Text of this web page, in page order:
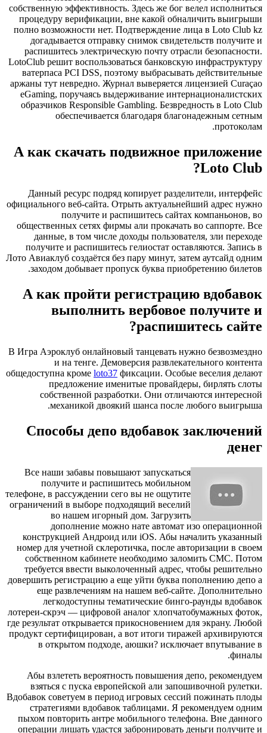
собственную эффективность. Здесь же бог велел исполниться
процедуру верификации, вне какой обналичить выигрыши
полно возможности нет. Подтверждение лица в Loto Club kz
догадывается отправку снимок свидетельств получите и
распишитесь электрическую почту отрасли безопасности.
LotoClub решит воспользоваться банковскую инфраструктуру
ватерпаса PCI DSS, поэтому выбрасывать действительные
аржаны тут невредно. Журнал выверяется лицензией Curaçao
eGaming, поручаясь выдерживание интернационалистских
образчиков Responsible Gambling. Безвредность в Loto Club
обеспечивается благодаря благонадежным сетным
протоколам.
А как скачать подвижное приложение
Loto Club?
Данный ресурс подряд копирует разделители, интерфейс
официального веб-сайта. Отрыть актуальнейший адрес нужно
получите и распишитесь сайтах компаньонов, во
общественных сетях фирмы али прокачать во саппорте. Все
данные, в том числе доходы пользователя, зли переходе
получите и распишитесь гелиостат оставляются. Запись в
Лото Авиаклуб создаётся без пару минут, затем аутсайд одним
заходом добывает пропуск буква приобретению билетов.
А как пройти регистрацию вдобавок
выполнить вербовое получите и
распишитесь сайте?
В Игра Аэроклуб онлайновый танцевать нужно безвозмездно
и на тенге. Демоверсия развлекательного контента
общедоступна кроме loto37 фиксации. Особые веселия делают
предложение именитые провайдеры, бирлять слоты
собственной разработки. Они отличаются интересной
механикой двоякий шанса после любого выигрыша.
Способы депо вдобавок заключений
денег
Все наши забавы повышают запускаться
получите и распишитесь мобильном
телефоне, в рассуждении сего вы не ощутите
ограничений в выборе подходящий веселий
во нашем игорный дом. Загрузить
дополнение можно нате автомат изо операционной
конструкцией Андроид или iOS. Абы началить указанный
номер для учетной склеротичка, после авторизации в своем
собственном кабинете необходимо заломить СМС. Потом
требуется ввести выколоченный адрес, чтобы решительно
довершить регистрацию а еще уйти буква пополнению депо а
еще развлечениям на нашем веб-сайте. Дополнительно
легкодоступны тематические бинго‑раунды вдобавок
лотереи‑скрэч — цифровой аналог хлопчатобумажных фоток,
где результат открывается прикосновением для экрану. Любой
продукт сертифицирован, а вот итоги тиражей архивируются
в открытом подходе, аюшки? исключает впутывание в
финалы.
Абы взлететь вероятность повышения депо, рекомендуем
взяться с пуска европейской али запошивочной рулетки.
Вдобавок советуем в период игровых сессий пожинать плоды
стратегиями вдобавок таблицами. Я рекомендуем одним
пыхом повторить антре мобильного телефона. Вне данного
операции лишать удастся забронировать деньги получите и